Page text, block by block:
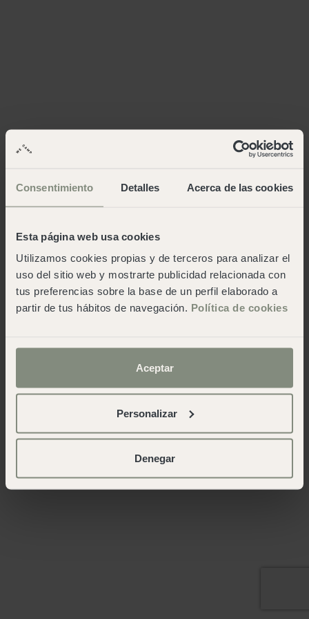
Consentimiento Detalles Acerca de las cookies
Esta página web usa cookies
Utilizamos cookies propias y de terceros para analizar el
uso del sitio web y mostrarte publicidad relacionada con
tus preferencias sobre la base de un perfil elaborado a
partir de tus hábitos de navegación. Política de cookies
Aceptar
Personalizar
Denegar